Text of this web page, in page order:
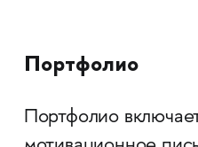
Портфолио
Портфолио